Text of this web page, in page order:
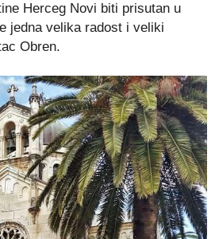
Herceg Novi biti prisutan u
jedna velika radost i veliki
Obren.